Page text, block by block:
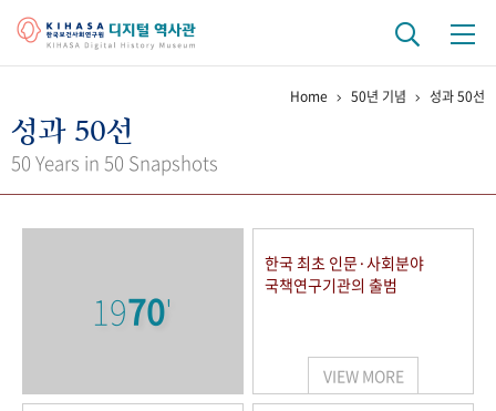
걸어온 길 기관 변천사
키워드로 보는 연구 역사
연구자들
사진 아카이브 문서 기록물 행정박물 영상 기록물
Home 50년 기념 성과 50선
성과 50선
50 Years in 50 Snapshots
1970'
한국 최초 인문·사회분야
국책연구기관의 출범
VIEW MORE